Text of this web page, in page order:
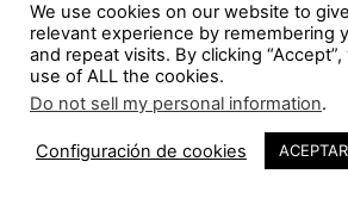
We use cookies on our website to
relevant experience by remembering
and repeat visits. By clicking
use of ALL the cookies.
Do not sell my personal information.
Configuración de cookies ACEPTAR